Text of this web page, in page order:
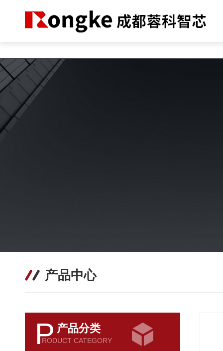
产品中心
P 产品分类
RODUCT CATEGORY